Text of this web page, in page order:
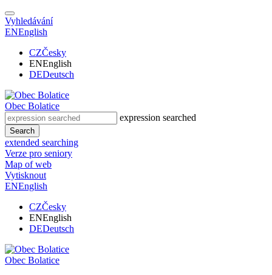
Vyhledávání
ENEnglish
CZČesky
ENEnglish
DEDeutsch
Obec Bolatice
expression searched
Search
extended searching
Verze pro seniory
Map of web
Vytisknout
ENEnglish
CZČesky
ENEnglish
DEDeutsch
Obec Bolatice